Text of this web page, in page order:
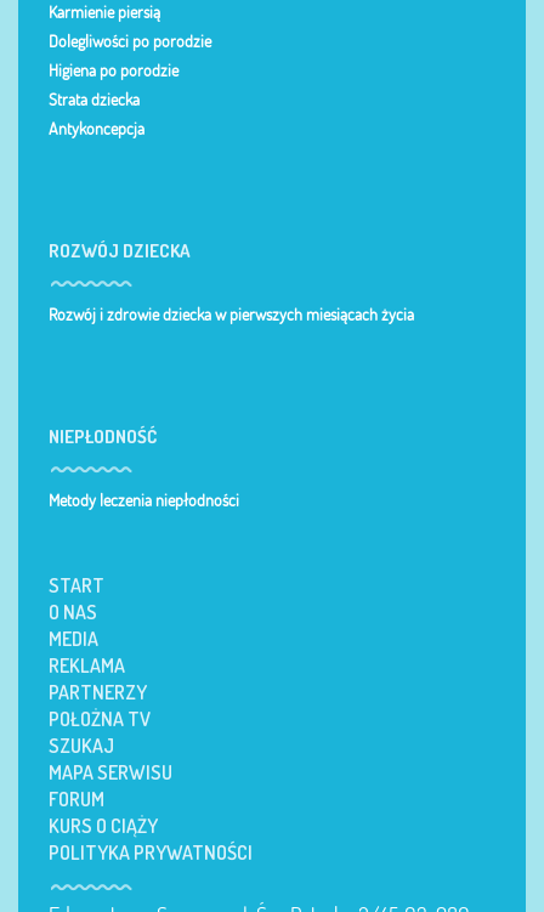
Karmienie piersią
Dolegliwości po porodzie
Higiena po porodzie
Strata dziecka
Antykoncepcja
ROZWÓJ DZIECKA
Rozwój i zdrowie dziecka w pierwszych miesiącach życia
NIEPŁODNOŚĆ
Metody leczenia niepłodności
START
O NAS
MEDIA
REKLAMA
PARTNERZY
POŁOŻNA TV
SZUKAJ
MAPA SERWISU
FORUM
KURS O CIĄŻY
POLITYKA PRYWATNOŚCI